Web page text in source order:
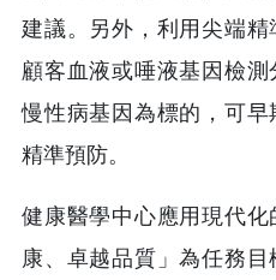
建議。另外，利用尖端
顧客血液或唾液基因檢
慢性病基因為標的，可
精準預防。
健康醫學中心應用現代
康、卓越品質」為任務